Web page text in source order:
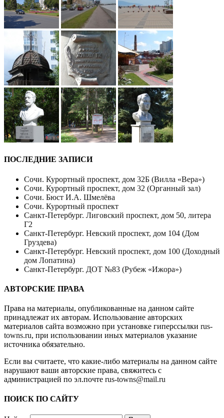
ПОСЛЕДНИЕ ЗАПИСИ
Сочи. Курортный проспект, дом 32Б (Вилла «Вера»)
Сочи. Курортный проспект, дом 32 (Органный зал)
Сочи. Бюст И.А. Шмелёва
Сочи. Курортный проспект
Санкт-Петербург. Лиговский проспект, дом 50, литера
Г2
Санкт-Петербург. Невский проспект, дом 104 (Дом
Груздева)
Санкт-Петербург. Невский проспект, дом 100 (Доходный
дом Лопатина)
Санкт-Петербург. ДОТ №83 (Рубеж «Ижора»)
АВТОРСКИЕ ПРАВА
Права на материалы, опубликованные на данном сайте
принадлежат их авторам. Использование авторских
материалов сайта возможно при установке гиперссылки rus-
towns.ru, при использовании иных материалов указание
источника обязательно.
Если вы считаете, что какие-либо материалы на данном сайте
нарушают ваши авторские права, свяжитесь с
администрацией по эл.почте rus-towns@mail.ru
ПОИСК ПО САЙТУ